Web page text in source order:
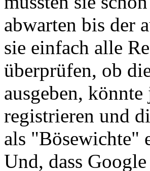
abwarten bis der
sie einfach alle
überprüfen, ob
ausgeben,
registrieren und
als "Bösewichte"
Und, dass